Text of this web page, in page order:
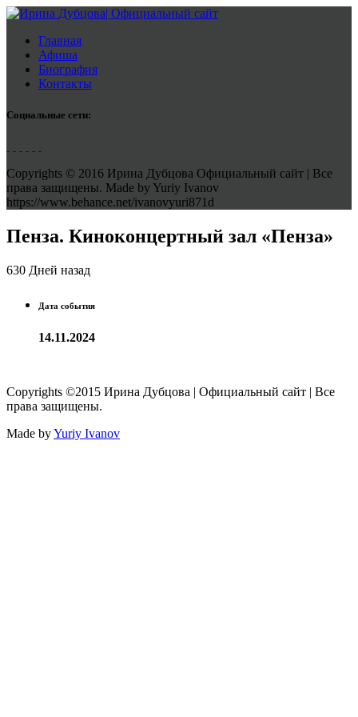
Главная
Афиша
Биография
Контакты
Социальные сети:
Copyrights © 2016 Ирина Дубцова Официальный сайт | Все
права защищены. Made by Yuriy Ivanov
https://www.behance.net/ivanovyuri871d
Пенза. Киноконцертный зал «Пенза»
630 Дней назад
Дата события
14.11.2024
Copyrights ©2015 Ирина Дубцова | Официальный сайт | Все
права защищены.
Made byYuriy Ivanov